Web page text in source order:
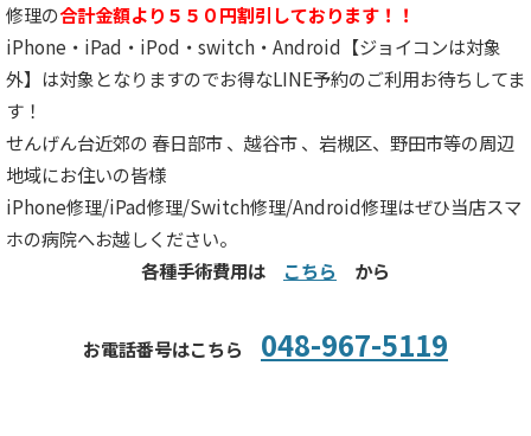
修理の合計金額より５５０円割引しております！！
iPhone・iPad・iPod・switch・Android【ジョイコンは対象
外】は対象となりますのでお得なLINE予約のご利用お待ちしてま
す！
せんげん台近郊の 春日部市 、越谷市 、岩槻区、野田市等の周辺
地域にお住いの皆様
iPhone修理/iPad修理/Switch修理/Android修理はぜひ当店スマ
ホの病院へお越しください。
各種手術費用は こちら から
お電話番号はこちら 048-967-5119